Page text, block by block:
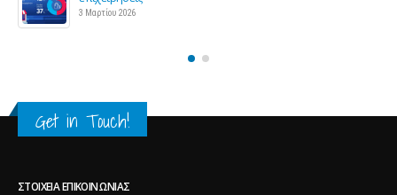
Get in Touch!
ΣΤΟΙΧΕΊΑ ΕΠΙΚΟΙΝΩΝΊΑΣ